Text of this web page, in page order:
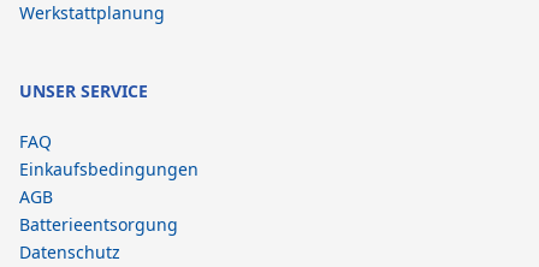
Werkstattplanung
UNSER SERVICE
FAQ
Einkaufsbedingungen
AGB
Batterieentsorgung
Datenschutz